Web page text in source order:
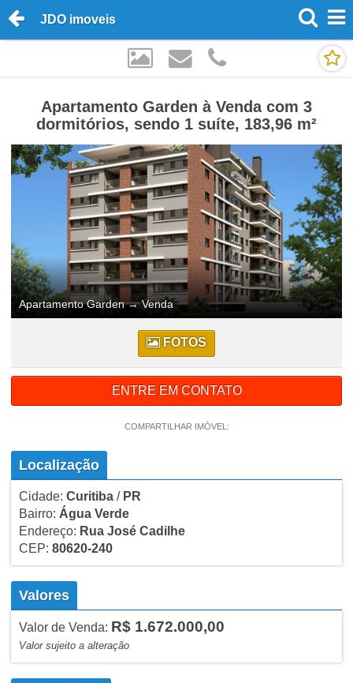
JDO imoveis
Apartamento Garden à Venda com 3
dormitórios, sendo 1 suíte, 183,96 m²
Apartamento Garden→Venda
FOTOS
ENTRE EM CONTATO
COMPARTILHAR IMÓVEL:
Localização
Cidade: Curitiba/ PR
Bairro: Água Verde
Endereço: Rua José Cadilhe
CEP: 80620-240
Valores
Valor de Venda: R$ 1.672.000,00
Valor sujeito a alteração